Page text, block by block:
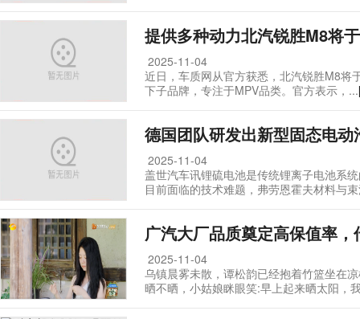
提供多种动力北汽锐胜M8将
2025-11-04
近日，车质网从官方获悉，北汽锐胜M8将
下子品牌，专注于MPV品类。官方表示，...
德国团队研发出新型固态电
2025-11-04
盖世汽车讯锂硫电池是传统锂离子电池系
目前面临的技术难题，弗劳恩霍夫材料与
广汽大厂品质奠定高保值率
2025-11-04
乌镇晨雾未散，谭松韵已经抱着竹篮坐在
晒不晒，小姑娘眯眼笑:早上起来晒太阳，